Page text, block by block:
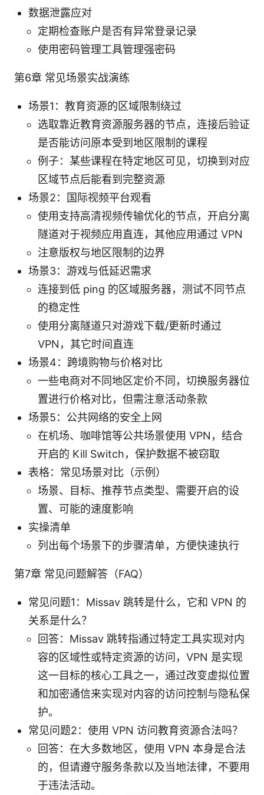
数据泄露应对
定期检查账户是否有异常登录记录
使用密码管理工具管理强密码
第6章 常见场景实战演练
场景1：教育资源的区域限制绕过
选取靠近教育资源服务器的节点，连接后验证
是否能访问原本受到地区限制的课程
例子：某些课程在特定地区可见，切换到对应
区域节点后能看到完整资源
场景2：国际视频平台观看
使用支持高清视频传输优化的节点，开启分离
隧道对于视频应用直连，其他应用通过 VPN
注意版权与地区限制的边界
场景3：游戏与低延迟需求
连接到低 ping 的区域服务器，测试不同节点
的稳定性
使用分离隧道只对游戏下载/更新时通过
VPN，其它时间直连
场景4：跨境购物与价格对比
一些电商对不同地区定价不同，切换服务器位
置进行价格对比，但需注意活动条款
场景5：公共网络的安全上网
在机场、咖啡馆等公共场景使用 VPN，结合
开启的 Kill Switch，保护数据不被窃取
表格：常见场景对比（示例）
场景、目标、推荐节点类型、需要开启的设
置、可能的速度影响
实操清单
列出每个场景下的步骤清单，方便快速执行
第7章 常见问题解答（FAQ）
常见问题1：Missav 跳转是什么，它和 VPN 的
关系是什么？
回答：Missav 跳转指通过特定工具实现对内
容的区域性或特定资源的访问，VPN 是实现
这一目标的核心工具之一，通过改变虚拟位置
和加密通信来实现对内容的访问控制与隐私保
护。
常见问题2：使用 VPN 访问教育资源合法吗？
回答：在大多数地区，使用 VPN 本身是合法
的，但请遵守服务条款以及当地法律，不要用
于违法活动。